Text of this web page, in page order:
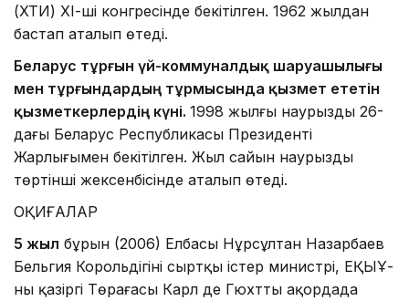
(ХТИ) ХІ-ші конгресінде бекітілген. 1962 жылдан
бастап аталып өтеді.
Беларус тұрғын үй-коммуналдық шаруашылығы
мен тұрғындардың тұрмысында қызмет ететін
қызметкерлердің күні. 1998 жылғы наурыздың 26-
дағы Беларус Республикасы Президенті
Жарлығымен бекітілген. Жыл сайын наурыздың
төртінші жексенбісінде аталып өтеді.
ОҚИҒАЛАР
5 жыл бұрын (2006) Елбасы Нұрсұлтан Назарбаев
Бельгия Корольдігінің сыртқы істер министрі, ЕҚЫҰ-
ның қазіргі Төрағасы Карл де Гюхтты ақордада